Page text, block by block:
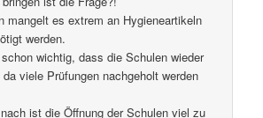
mangelt es extrem an Hygieneartikeln
werden.
wichtig, dass die Schulen wieder
viele Prüfungen nachgeholt werden
ist die Öffnung der Schulen viel zu